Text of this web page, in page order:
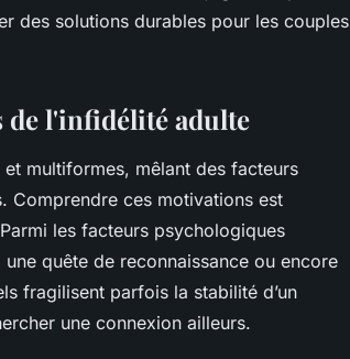
des solutions durables pour les couples
de l'infidélité adulte
multiformes, mêlant des facteurs
Comprendre ces motivations est
les facteurs psychologiques
quête de reconnaissance ou encore
fragilisent parfois la stabilité d’un
une connexion ailleurs.